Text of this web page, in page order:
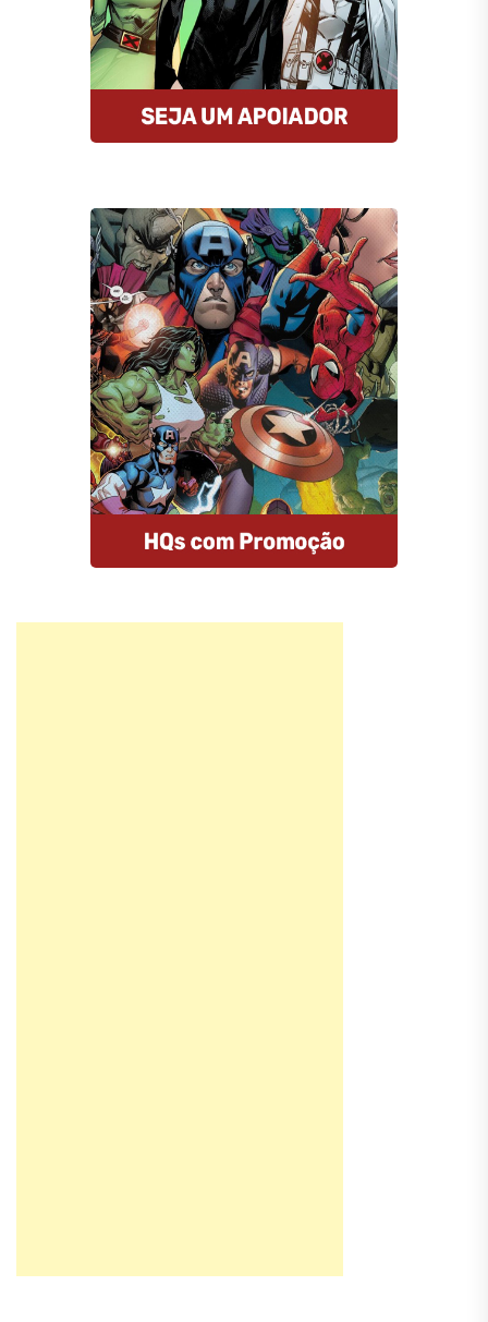
Quero Apoiar
Compre HQs
A Amazon oferece descontos
imperdíveis nas HQs e assinantes
Prime tem entrega gratuita e MUITO
rápida. E mais: comprando por esse
link, você estará nos ajudando.
Comprar